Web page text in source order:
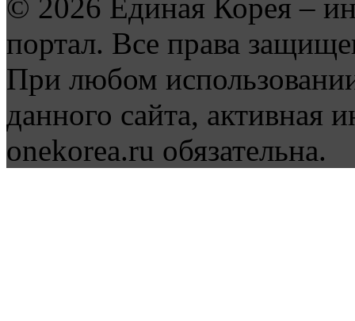
© 2026 Единая Корея –
портал. Все права
При любом
данного сайта, активная
onekorea.ru обязательна.